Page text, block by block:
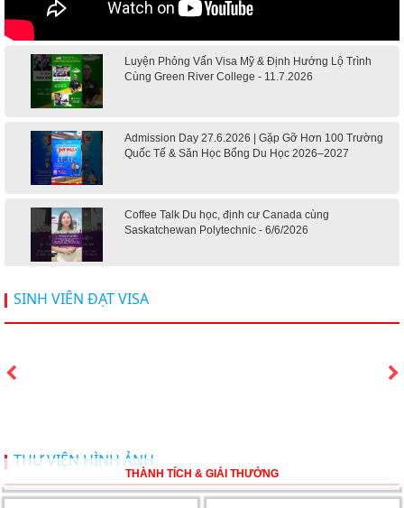
Luyện Phỏng Vấn Visa Mỹ & Định Hướng Lộ Trình
Cùng Green River College - 11.7.2026
Admission Day 27.6.2026 | Gặp Gỡ Hơn 100 Trường
Quốc Tế & Săn Học Bổng Du Học 2026–2027
Coffee Talk Du học, định cư Canada cùng
Saskatchewan Polytechnic - 6/6/2026
Hội thảo du học Mỹ 18.4.2026 - Đại học Mỹ học phí
dưới 20k/ năm
bạn khám phá
SINH VIÊN ĐẠT VISA
THƯ VIỆN HÌNH ẢNH
THÀNH TÍCH & GIẢI THƯỞNG